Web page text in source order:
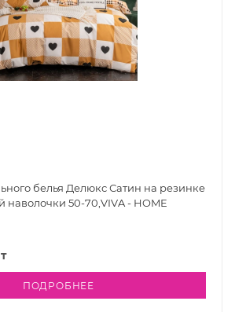
белья Делюкс Сатин на резинке
наволочки 50-70,VIVA - HOME
ПОДРОБНЕЕ